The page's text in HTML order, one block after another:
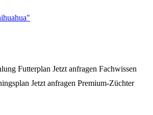
Futterplan Jetzt anfragen Fachwissen
Jetzt anfragen Premium-Züchter